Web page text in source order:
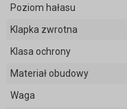
Poziom hałasu
Klapka zwrotna
Klasa ochrony
Materiał obudowy
Waga